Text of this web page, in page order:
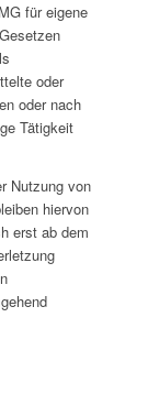
für eigene
oder
oder nach
Tätigkeit
Nutzung von
hiervon
erst ab dem